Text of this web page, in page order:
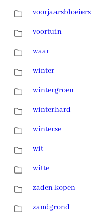
voorjaarsbloeiers
voortuin
waar
winter
wintergroen
winterhard
winterse
wit
witte
zaden kopen
zandgrond